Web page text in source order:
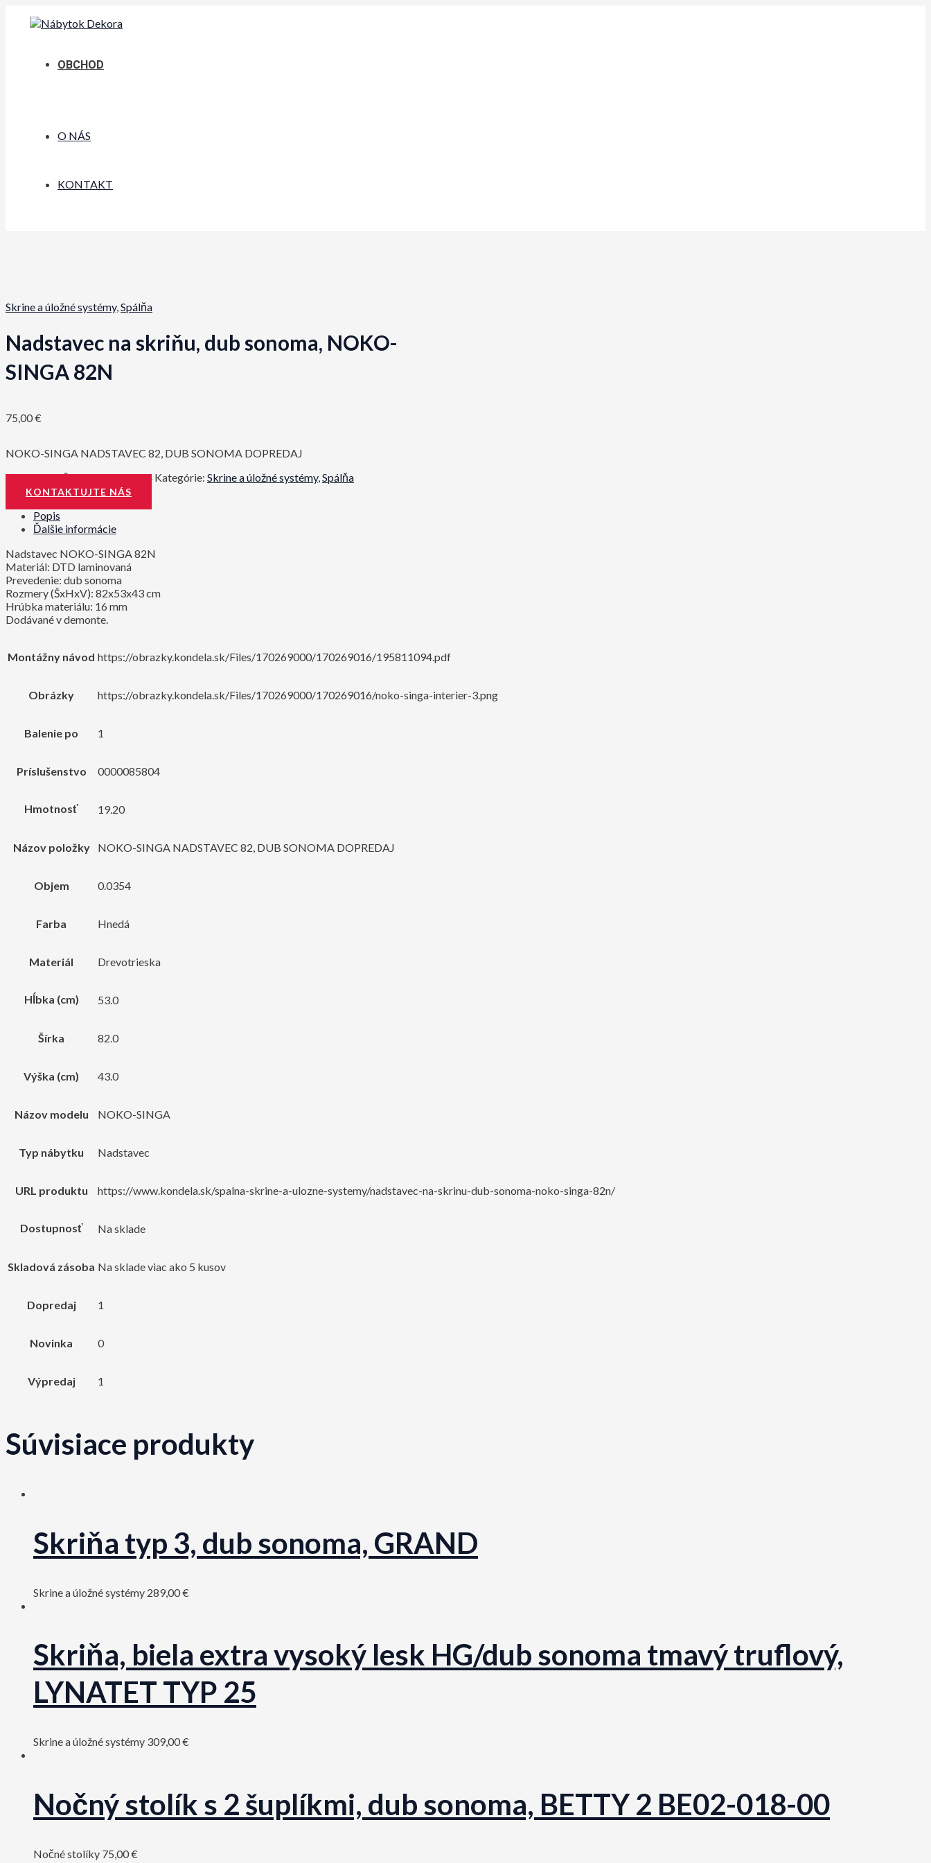
OBCHOD
O NÁS
KONTAKT
Skrine a úložné systémy,Spálňa
Nadstavec na skriňu, dub sonoma, NOKO-
SINGA 82N
75,00€
NOKO-SINGA NADSTAVEC 82, DUB SONOMA DOPREDAJ
Katalógové číslo:0000099024 Kategórie: Skrine a úložné systémy,Spálňa
KONTAKTUJTE NÁS
Popis
Ďalšie informácie
Nadstavec NOKO-SINGA 82N
Materiál: DTD laminovaná
Prevedenie: dub sonoma
Rozmery (ŠxHxV): 82x53x43 cm
Hrúbka materiálu: 16 mm
Dodávané v demonte.
Montážny návod https://obrazky.kondela.sk/Files/170269000/170269016/195811094.pdf
Obrázky https://obrazky.kondela.sk/Files/170269000/170269016/noko-singa-interier-3.png
Balenie po 1
Príslušenstvo 0000085804
Hmotnosť 19.20
Názov položky NOKO-SINGA NADSTAVEC 82, DUB SONOMA DOPREDAJ
Objem 0.0354
Farba Hnedá
Materiál Drevotrieska
Hĺbka (cm) 53.0
Šírka 82.0
Výška (cm) 43.0
Názov modelu NOKO-SINGA
Typ nábytku Nadstavec
URL produktu https://www.kondela.sk/spalna-skrine-a-ulozne-systemy/nadstavec-na-skrinu-dub-sonoma-noko-singa-82n/
Dostupnosť Na sklade
Skladová zásoba Na sklade viac ako 5 kusov
Dopredaj 1
Novinka 0
Výpredaj 1
Súvisiace produkty
Skriňa typ 3, dub sonoma, GRAND
Skrine a úložné systémy 289,00€
Skriňa, biela extra vysoký lesk HG/dub sonoma tmavý truflový,
LYNATET TYP 25
Skrine a úložné systémy 309,00€
Nočný stolík s 2 šuplíkmi, dub sonoma, BETTY 2 BE02-018-00
Nočné stolíky 75,00€